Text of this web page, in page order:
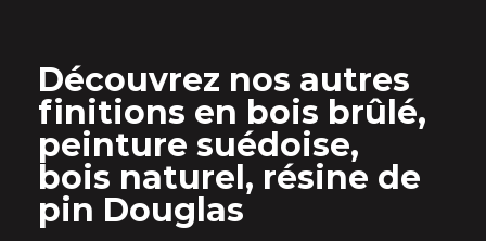
Découvrez nos autres
finitions en bois brûlé,
peinture suédoise,
bois naturel, résine de
pin Douglas